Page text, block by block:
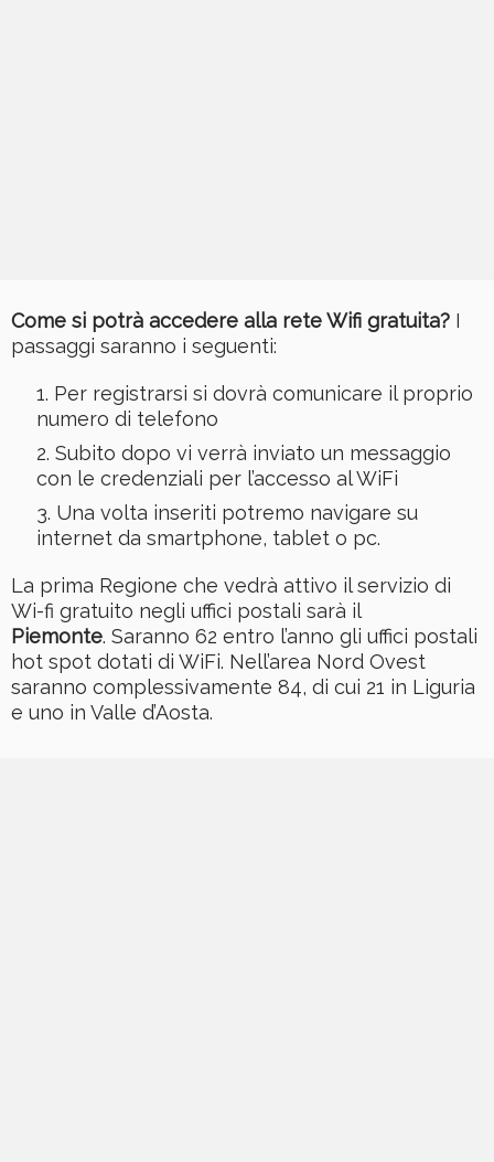
Come si potrà accedere alla rete Wifi gratuita? I
passaggi saranno i seguenti:
Per registrarsi si dovrà comunicare il proprio
numero di telefono
Subito dopo vi verrà inviato un messaggio
con le credenziali per l’accesso al WiFi
Una volta inseriti potremo navigare su
internet da smartphone, tablet o pc.
La prima Regione che vedrà attivo il servizio di
Wi-fi gratuito negli uffici postali sarà il
Piemonte. Saranno 62 entro l’anno gli uffici postali
hot spot dotati di WiFi. Nell’area Nord Ovest
saranno complessivamente 84, di cui 21 in Liguria
e uno in Valle d’Aosta.